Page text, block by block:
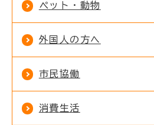
ペット・動物
外国人の方へ
市民協働
消費生活